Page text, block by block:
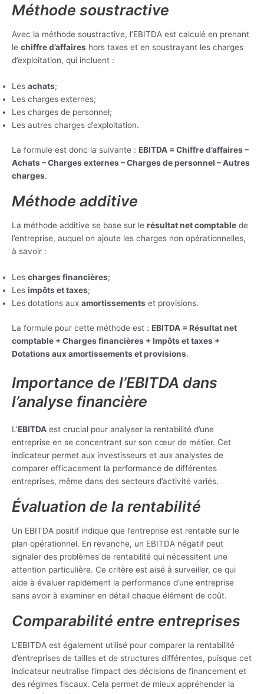
Méthode soustractive
Avec la méthode soustractive, l’EBITDA est calculé en prenant
le chiffre d’affaires hors taxes et en soustrayant les charges
d’exploitation, qui incluent :
Les achats;
Les charges externes;
Les charges de personnel;
Les autres charges d’exploitation.
La formule est donc la suivante : EBITDA = Chiffre d’affaires –
Achats – Charges externes – Charges de personnel – Autres
charges.
Méthode additive
La méthode additive se base sur le résultat net comptable de
l’entreprise, auquel on ajoute les charges non opérationnelles,
à savoir :
Les charges financières;
Les impôts et taxes;
Les dotations aux amortissements et provisions.
La formule pour cette méthode est : EBITDA = Résultat net
comptable + Charges financières + Impôts et taxes +
Dotations aux amortissements et provisions.
Importance de l’EBITDA dans
l’analyse financière
L’EBITDA est crucial pour analyser la rentabilité d’une
entreprise en se concentrant sur son cœur de métier. Cet
indicateur permet aux investisseurs et aux analystes de
comparer efficacement la performance de différentes
entreprises, même dans des secteurs d’activité variés.
Évaluation de la rentabilité
Un EBITDA positif indique que l’entreprise est rentable sur le
plan opérationnel. En revanche, un EBITDA négatif peut
signaler des problèmes de rentabilité qui nécessitent une
attention particulière. Ce critère est aisé à surveiller, ce qui
aide à évaluer rapidement la performance d’une entreprise
sans avoir à examiner en détail chaque élément de coût.
Comparabilité entre entreprises
L’EBITDA est également utilisé pour comparer la rentabilité
d’entreprises de tailles et de structures différentes, puisque cet
indicateur neutralise l’impact des décisions de financement et
des régimes fiscaux. Cela permet de mieux appréhender la